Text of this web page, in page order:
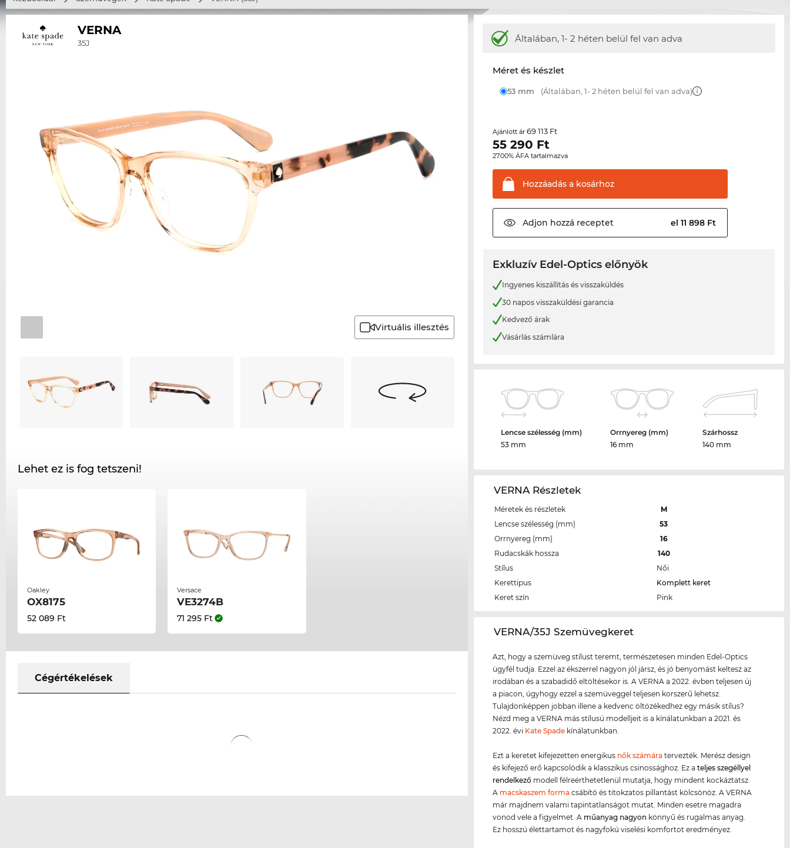
VERNA
35J
Virtuális illesztés
Lehet ez is fog tetszeni!
Oakley
OX8175
52 089 Ft
Versace
VE3274B
71 295 Ft
Cégértékelések
Általában, 1- 2 héten belül fel van adva
Méret és készlet
53 mm (Általában, 1- 2 héten belül fel van adva)
Ajánlott ár69 113 Ft
55 290 Ft
27.00% ÁFA tartalmazva
Hozzáadás a kosárhoz
Adjon hozzá receptet el 11 898 Ft
Exkluzív Edel-Optics előnyök
Ingyenes kiszállítás és visszaküldés
30 napos visszaküldési garancia
Kedvező árak
Vásárlás számlára
Lencse szélesség (mm)
53 mm
Orrnyereg (mm)
16 mm
Szárhossz
140 mm
VERNA Részletek
Méretek és részletek
M
Lencse szélesség (mm)
53
Orrnyereg (mm)
16
Rudacskák hossza
140
Stílus
Női
Kerettipus
Komplett keret
Keret szín
Pink
‌VERNA/35J Szemüvegkeret
Azt, hogy a szemüveg stílust teremt, természetesen minden Edel-Optics
ügyfél tudja. Ezzel az ékszerrel nagyon jól jársz, és jó benyomást keltesz az
irodában és a szabadidő eltöltésekor is. A VERNA a 2022. évben teljesen új
a piacon, úgyhogy ezzel a szemüveggel teljesen korszerű lehetsz.
Tulajdonképpen jobban illene a kedvenc öltözékedhez egy másik stílus?
Nézd meg a VERNA más stílusú modelljeit is a kínálatunkban a 2021. és
2022. évi Kate Spade kínálatunkban.
Ezt a keretet kifejezetten energikus nők számára tervezték. Merész design
és kifejező erő kapcsolódik a klasszikus csinossághoz. Ez ateljes szegéllyel
rendelkező modell félreérthetetlenül mutatja, hogy mindent kockáztatsz.
A macskaszem forma csábító és titokzatos pillantást kölcsönöz. A VERNA
már majdnem valami tapintatlanságot mutat. Minden esetre magadra
vonod vele a figyelmet. A műanyag nagyon könnyű és rugalmas anyag.
Ez hosszú élettartamot és nagyfokú viselési komfortot eredményez.